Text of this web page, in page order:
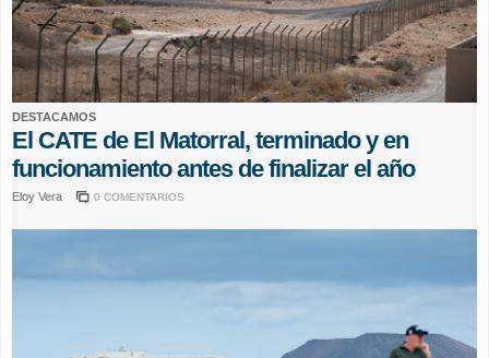
DESTACAMOS
El CATE de El Matorral, terminado y en
funcionamiento antes de finalizar el año
Eloy Vera 0 COMENTARIOS